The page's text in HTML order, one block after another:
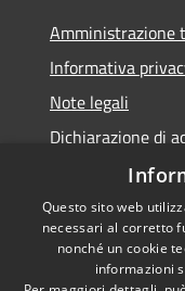
Amministrazione
Informativa
Note legali
Dichiarazione di
Accessibilità
Questo sito web
necessari al corretto
nonché un cookie
informazioni